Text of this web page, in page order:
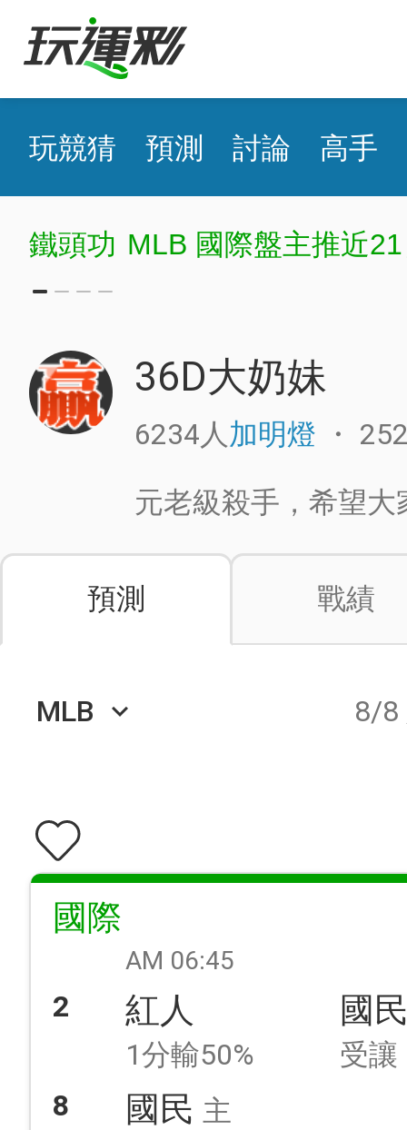
玩競猜 預測 討論 高手
近21日過18
36D大奶妹
6234人加明燈 ・
元老級殺手，希望
預測 戰績
MLB keyboard_arrow_down 8/8
國際
AM 06:45
2 紅人
1分輸50%
8
國民 主
國
受讓